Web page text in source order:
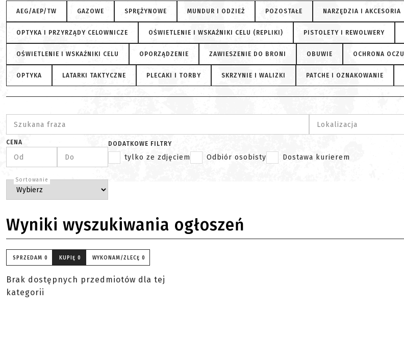
AEG/AEP/TW GAZOWE SPRĘŻYNOWE MUNDUR I ODZIEŻ POZOSTAŁE NARZĘDZIA I AKCESORIA
OPTYKA I PRZYRZĄDY CELOWNICZE OŚWIETLENIE I WSKAŹNIKI CELU (REPLIKI) PISTOLETY I REWOLWERY
OŚWIETLENIE I WSKAŹNIKI CELU OPORZĄDZENIE ZAWIESZENIE DO BRONI OBUWIE OCHRONA OCZU
OPTYKA LATARKI TAKTYCZNE PLECAKI I TORBY SKRZYNIE I WALIZKI PATCHE I OZNAKOWANIE
Szukana fraza Lokalizacja
CENA
Od Do
Sortowanie
DODATKOWE FILTRY
tylko ze zdjęciem Odbiór osobisty Dostawa kurierem
Wyniki wyszukiwania ogłoszeń
SPRZEDAM 0 KUPIĘ 0 WYKONAM/ZLECĘ 0
Brak dostępnych przedmiotów dla tej
kategorii